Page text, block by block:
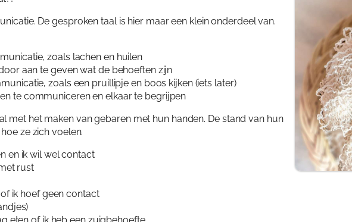
De gesproken taal is hier maar een klein onderdeel van.
zoals lachen en huilen
aan te geven wat de behoeften zijn
zoals een pruillipje en boos kijken (iets later)
te communiceren en elkaar te begrijpen
met het maken van gebaren met hun handen. De stand van hun
ze zich voelen.
en ik wil wel contact
rust
ik hoef geen contact
eten of ik heb een zuigbehoefte